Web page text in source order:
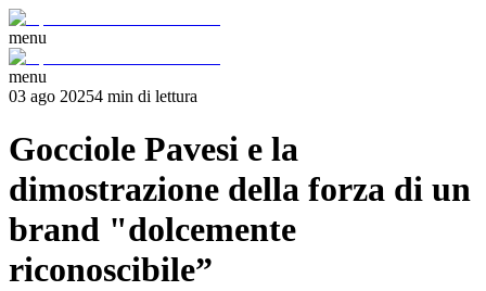
menu
menu
03 ago 20254 min di lettura
Gocciole Pavesi e la
dimostrazione della forza di un
brand "dolcemente
riconoscibile”